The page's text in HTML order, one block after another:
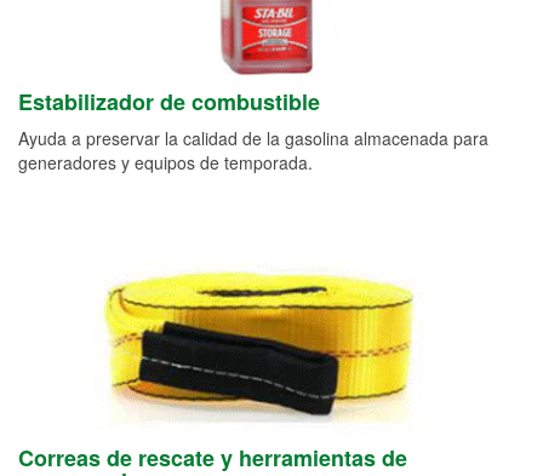
Estabilizador de combustible
Ayuda a preservar la calidad de la gasolina almacenada para
generadores y equipos de temporada.
Correas de rescate y herramientas de